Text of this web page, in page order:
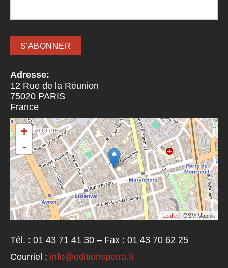
Adresse:
12 Rue de la Réunion
75020 PARIS
France
+
-
Leaflet | OSM Mapnik
Tél. : 01 43 71 41 30 – Fax : 01 43 70 62 25
Courriel : info@editionspetra.fr